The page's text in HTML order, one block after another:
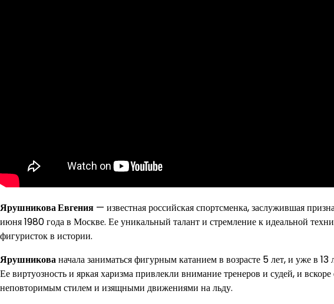
Ярушникова Евгения — известная российская спортсменка, заслужившая
июня 1980 года в Москве. Ее уникальный талант и стремление к идеальной
фигуристок в истории.
Ярушникованачала заниматься фигурным катанием в возрасте 5 лет, и уже в
Ее виртуозность и яркая харизма привлекли внимание тренеров и судей, и
неповторимым стилем и изящными движениями на льду.